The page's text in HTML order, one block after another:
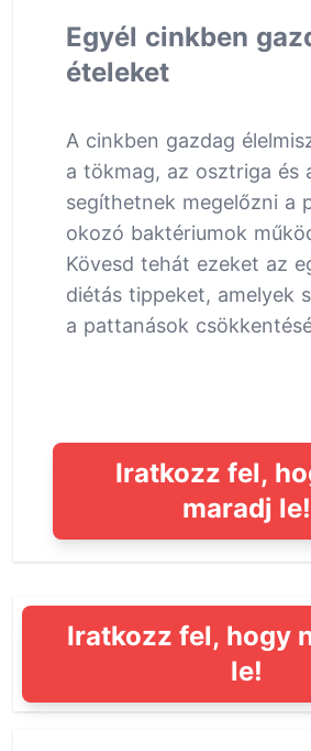
Egyél cinkben
ételeket
A cinkben gazdag
a tökmag, az osztriga és
segíthetnek megelőzni a
okozó baktériumok
Kövesd tehát ezeket az
diétás tippeket, amelyek
a pattanások
Iratkozz fel,
maradj le!
Iratkozz fel, hogy
le!